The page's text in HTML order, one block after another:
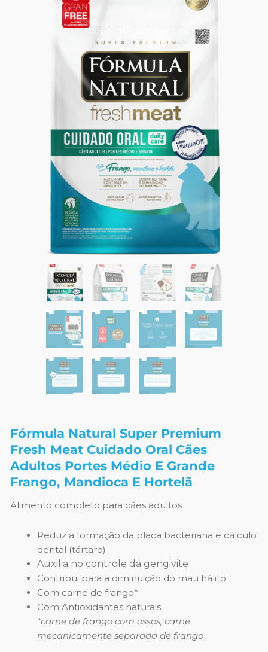
Fórmula Natural Super Premium
Fresh Meat Cuidado Oral Cães
Adultos Portes Médio E Grande
Frango, Mandioca E Hortelã
Alimento completo para cães adultos
Reduz a formação da placa bacteriana e cálculo
dental (tártaro)
Auxilia no controle da gengivite
Contribui para a diminuição do mau hálito
Com carne de frango*
Com Antioxidantes naturais
*carne de frango com ossos, carne
mecanicamente separada de frango